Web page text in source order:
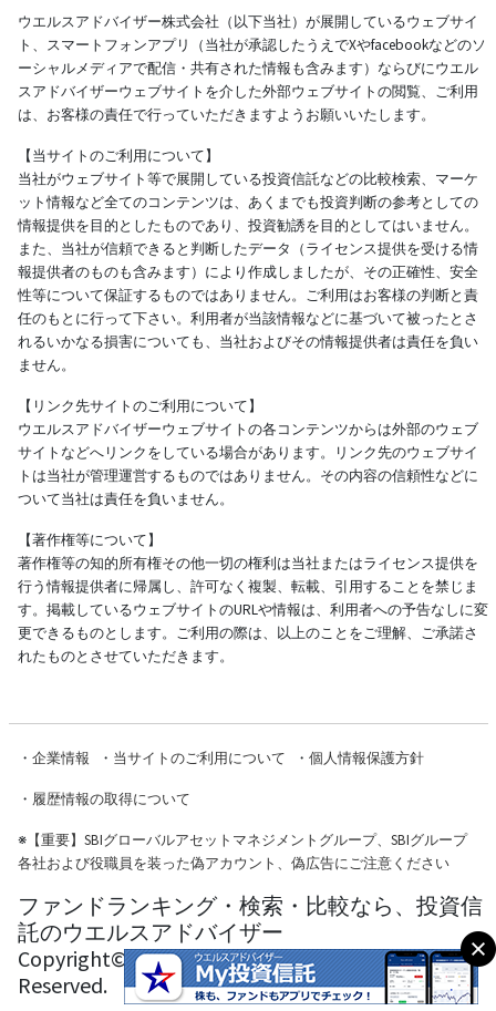
ウエルスアドバイザー株式会社（以下当社）が展開しているウェブサイ
ト、スマートフォンアプリ（当社が承認したうえでXやfacebookなどのソ
ーシャルメディアで配信・共有された情報も含みます）ならびにウエル
スアドバイザーウェブサイトを介した外部ウェブサイトの閲覧、ご利用
は、お客様の責任で行っていただきますようお願いいたします。
【当サイトのご利用について】
当社がウェブサイト等で展開している投資信託などの比較検索、マーケ
ット情報など全てのコンテンツは、あくまでも投資判断の参考としての
情報提供を目的としたものであり、投資勧誘を目的としてはいません。
また、当社が信頼できると判断したデータ（ライセンス提供を受ける情
報提供者のものも含みます）により作成しましたが、その正確性、安全
性等について保証するものではありません。ご利用はお客様の判断と責
任のもとに行って下さい。利用者が当該情報などに基づいて被ったとさ
れるいかなる損害についても、当社およびその情報提供者は責任を負い
ません。
【リンク先サイトのご利用について】
ウエルスアドバイザーウェブサイトの各コンテンツからは外部のウェブ
サイトなどへリンクをしている場合があります。リンク先のウェブサイ
トは当社が管理運営するものではありません。その内容の信頼性などに
ついて当社は責任を負いません。
【著作権等について】
著作権等の知的所有権その他一切の権利は当社またはライセンス提供を
行う情報提供者に帰属し、許可なく複製、転載、引用することを禁じま
す。掲載しているウェブサイトのURLや情報は、利用者への予告なしに変
更できるものとします。ご利用の際は、以上のことをご理解、ご承諾さ
れたものとさせていただきます。
・ 企業情報 ・ 当サイトのご利用について ・ 個人情報保護方針
・ 履歴情報の取得について
※【重要】SBIグローバルアセットマネジメントグループ、SBIグループ
各社および役職員を装った偽アカウント、偽広告にご注意ください
ファンドランキング・検索・比較なら、投資信
託のウエルスアドバイザー
Copyright© Wealth Advisor Co., Ltd. All Rights
Reserved.